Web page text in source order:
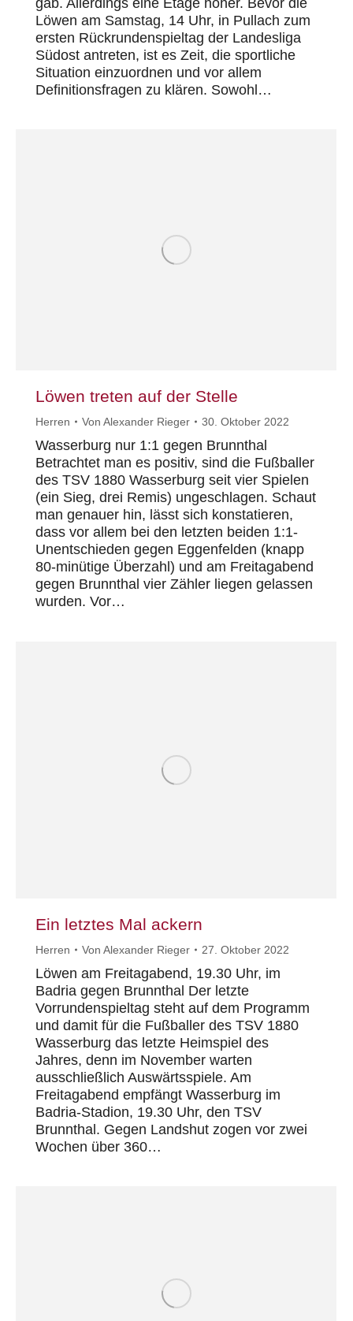
Löwen am Samstag, 14 Uhr, in Pullach zum
ersten Rückrundenspieltag der Landesliga
Südost antreten, ist es Zeit, die sportliche
Situation einzuordnen und vor allem
Definitionsfragen zu klären. Sowohl…
Löwen treten auf der Stelle
Herren Von Alexander Rieger 30. Oktober 2022
Wasserburg nur 1:1 gegen Brunnthal
Betrachtet man es positiv, sind die Fußballer
des TSV 1880 Wasserburg seit vier Spielen
(ein Sieg, drei Remis) ungeschlagen. Schaut
man genauer hin, lässt sich konstatieren,
dass vor allem bei den letzten beiden 1:1-
Unentschieden gegen Eggenfelden (knapp
80-minütige Überzahl) und am Freitagabend
gegen Brunnthal vier Zähler liegen gelassen
wurden. Vor…
Ein letztes Mal ackern
Herren Von Alexander Rieger 27. Oktober 2022
Löwen am Freitagabend, 19.30 Uhr, im
Badria gegen Brunnthal Der letzte
Vorrundenspieltag steht auf dem Programm
und damit für die Fußballer des TSV 1880
Wasserburg das letzte Heimspiel des
Jahres, denn im November warten
ausschließlich Auswärtsspiele. Am
Freitagabend empfängt Wasserburg im
Badria-Stadion, 19.30 Uhr, den TSV
Brunnthal. Gegen Landshut zogen vor zwei
Wochen über 360…